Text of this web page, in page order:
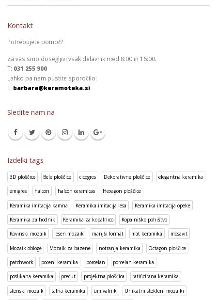
Kontakt
Potrebujete pomoč?
Za vas smo dosegljivi vsak delavnik med 8:00 in 16:00.
T: 031 255 900
Lahko pa nam pustite sporočilo:
E: barbara@keramoteka.si
Sledite nam na
Izdelki tags
3D ploščice Bele ploščice cicogres Dekorativne ploščice elegantna keramika
emigres halcon halcon ceramicas Hexagon ploščice
Keramika imitacija kamna Keramika imitacija lesa Keramika imitacija opeke
Keramika za hodnik Keramika za kopalnico Kopalniško pohištvo
Kovinski mozaik lesen mozaik manjši format mat keramika mosavit
Mozaik obloge Mozaik za bazene notranja keramika Octagon ploščice
patchwork poceni keramika porcelan porcelan keramika
poslikana keramika precut projektna ploščica ratificirana keramika
stenski mozaik talna keramika umivalnik Unikatni stekleni mozaiki